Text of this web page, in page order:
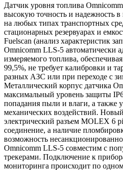
Датчик уровня топлива
высокую точность и надежность
на любых типах транспортных
стационарных резервуарах и
Fuelscan (анализ характеристик
Omnicomm LLS-5 автоматически
измеряемого топлива,
99,5%, не требует калибровки и
разных АЗС или при переходе с
Металлический корпус датчика
максимальный уровень защиты
попадания пыли и влаги, а также
механических воздействий.
электрический разъем MOLEX 6
соединение, а наличие
возможность
Omnicomm LLS-5 совместим с
трекерами. Подключение к
мониторинга происходит по